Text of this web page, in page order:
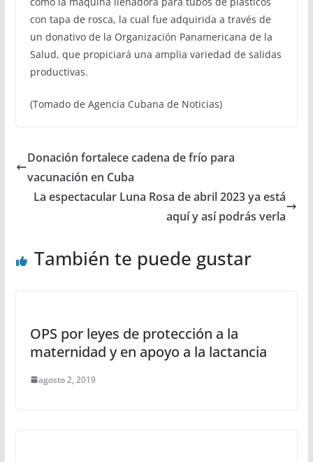
con tapa de rosca, la cual fue adquirida a través de
un donativo de la Organización Panamericana de la
Salud, que propiciará una amplia variedad de salidas
productivas.
(Tomado de Agencia Cubana de Noticias)
Donación fortalece cadena de frío para
vacunación en Cuba
La espectacular Luna Rosa de abril 2023 ya está
aquí y así podrás verla
También te puede gustar
OPS por leyes de protección a la
maternidad y en apoyo a la lactancia
agosto 2, 2019